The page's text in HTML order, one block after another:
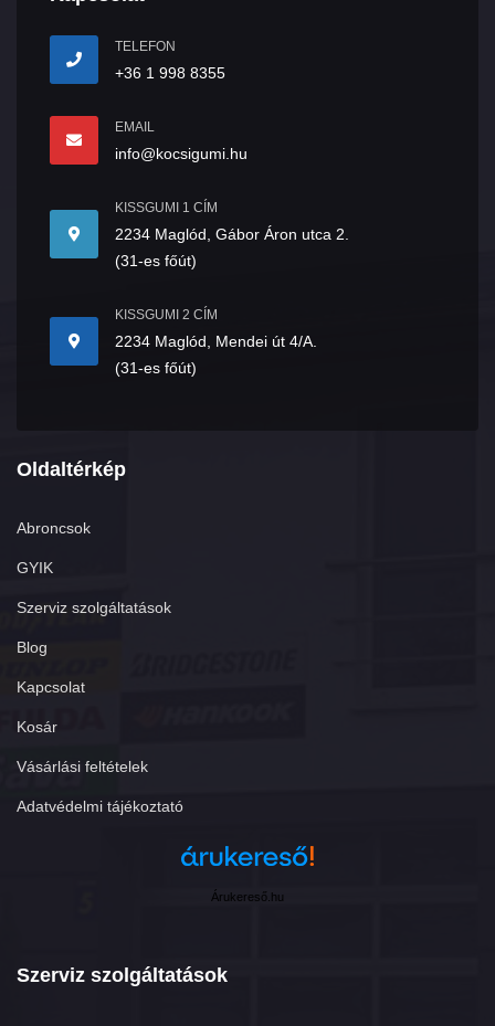
TELEFON
+36 1 998 8355
EMAIL
info@kocsigumi.hu
KISSGUMI 1 CÍM
2234 Maglód, Gábor Áron utca 2.
(31-es főút)
KISSGUMI 2 CÍM
2234 Maglód, Mendei út 4/A.
(31-es főút)
Oldaltérkép
Abroncsok
GYIK
Szerviz szolgáltatások
Blog
Kapcsolat
Kosár
Vásárlási feltételek
Adatvédelmi tájékoztató
Árukereső.hu
Szerviz szolgáltatások